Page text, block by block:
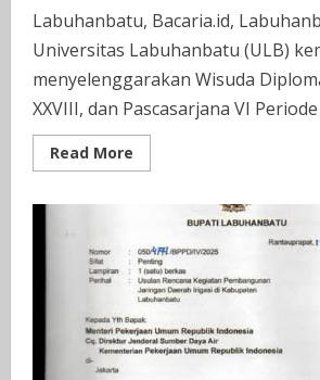
Labuhanbatu, Bacaria.id,
Universitas Labuhanbatu (ULB)
menyelenggarakan Wisuda
XXVIII, dan Pascasarjana VI Periode
Read More
more
Wisudawan,
Nuansa
Melayu
Warnai
Wisuda
2025